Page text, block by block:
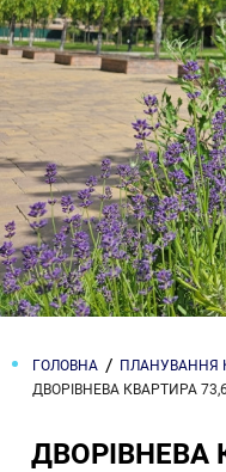
ГОЛОВНА ПЛАНУВАННЯ
ДВОРІВНЕВА КВАРТИРА
ДВОРІВНЕВА